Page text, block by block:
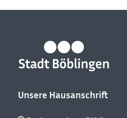
Unsere Hausanschrift